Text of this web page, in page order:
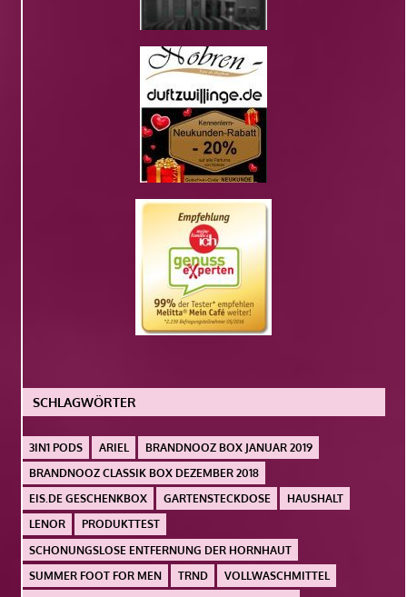
SCHLAGWÖRTER
3IN1 PODS ARIEL
BRANDNOOZ BOX JANUAR 2019
BRANDNOOZ CLASSIK BOX DEZEMBER 2018
EIS.DE GESCHENKBOX
GARTENSTECKDOSE
HAUSHALT
LENOR
PRODUKTTEST
SCHONUNGSLOSE ENTFERNUNG DER HORNHAUT
SUMMER FOOT FOR MEN
TRND
VOLLWASCHMITTEL